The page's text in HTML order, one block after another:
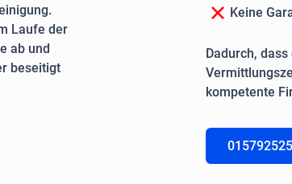
Laufe der
ab und
beseitigt
Keine
Dadurch,
kompetente